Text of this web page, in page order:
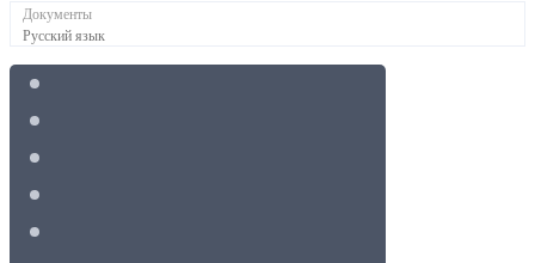
Документы
Русский язык